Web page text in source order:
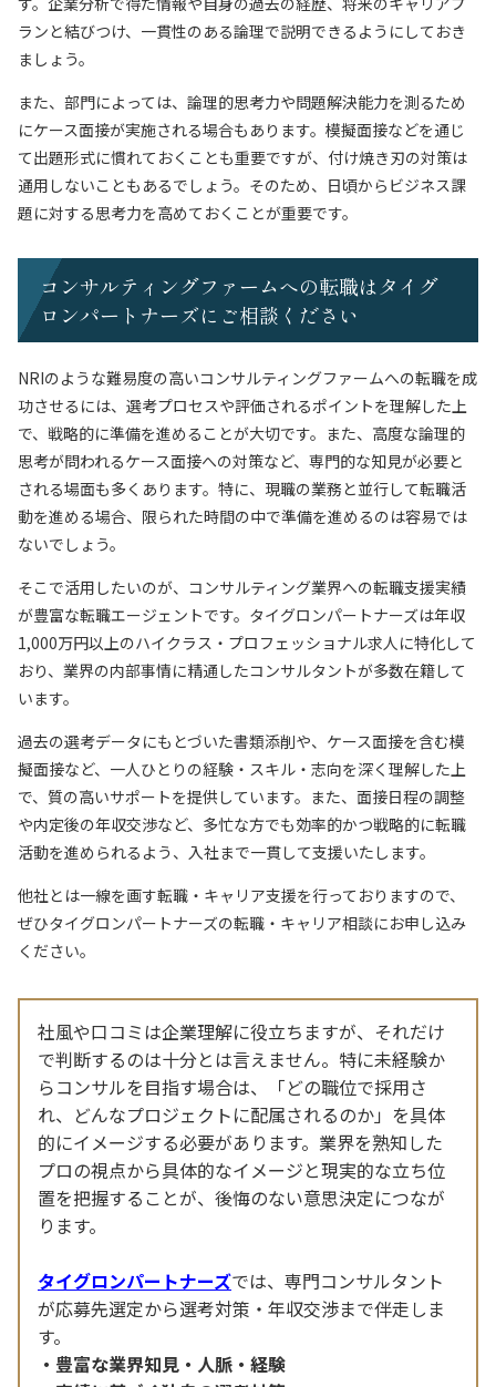
ランと結びつけ、一貫性のある論理で説明できるようにしておき
ましょう。
また、部門によっては、論理的思考力や問題解決能力を測るため
にケース面接が実施される場合もあります。模擬面接などを通じ
て出題形式に慣れておくことも重要ですが、付け焼き刃の対策は
通用しないこともあるでしょう。そのため、日頃からビジネス課
題に対する思考力を高めておくことが重要です。
コンサルティングファームへの転職はタイグ
ロンパートナーズにご相談ください
NRIのような難易度の高いコンサルティングファームへの転職を成
功させるには、選考プロセスや評価されるポイントを理解した上
で、戦略的に準備を進めることが大切です。また、高度な論理的
思考が問われるケース面接への対策など、専門的な知見が必要と
される場面も多くあります。特に、現職の業務と並行して転職活
動を進める場合、限られた時間の中で準備を進めるのは容易では
ないでしょう。
そこで活用したいのが、コンサルティング業界への転職支援実績
が豊富な転職エージェントです。タイグロンパートナーズは年収
1,000万円以上のハイクラス・プロフェッショナル求人に特化して
おり、業界の内部事情に精通したコンサルタントが多数在籍して
います。
過去の選考データにもとづいた書類添削や、ケース面接を含む模
擬面接など、一人ひとりの経験・スキル・志向を深く理解した上
で、質の高いサポートを提供しています。また、面接日程の調整
や内定後の年収交渉など、多忙な方でも効率的かつ戦略的に転職
活動を進められるよう、入社まで一貫して支援いたします。
他社とは一線を画す転職・キャリア支援を行っておりますので、
ぜひタイグロンパートナーズの転職・キャリア相談にお申し込み
ください。
社風や口コミは企業理解に役立ちますが、それだけ
で判断するのは十分とは言えません。特に未経験か
らコンサルを目指す場合は、「どの職位で採用さ
れ、どんなプロジェクトに配属されるのか」を具体
的にイメージする必要があります。業界を熟知した
プロの視点から具体的なイメージと現実的な立ち位
置を把握することが、後悔のない意思決定につなが
ります。
タイグロンパートナーズでは、専門コンサルタント
が応募先選定から選考対策・年収交渉まで伴走しま
す。
豊富な業界知見・人脈・経験